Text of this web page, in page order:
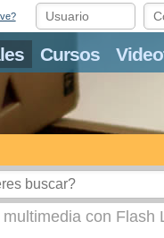
Cursos
con Flash